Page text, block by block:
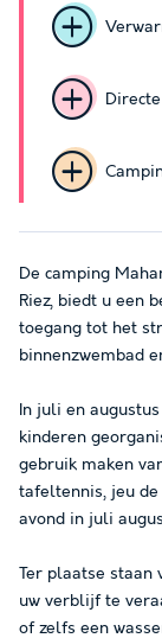
De camping
Riez, biedt u een
toegang tot het
binnenzwembad
In juli en
kinderen
gebruik maken
tafeltennis, jeu
avond in juli
Ter plaatse staan
uw verblijf te
of zelfs een